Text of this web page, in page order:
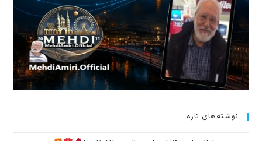
نوشته‌های تازه